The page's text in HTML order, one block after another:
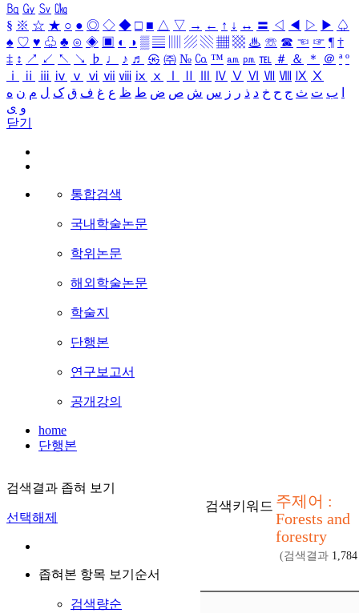
㏃ ㏉ ㏜ ㏆
§ ※ ☆ ★ ○ ● ◎ ◇ ◆ □ ■ △ ▽ → ← ↑ ↓ ↔ 〓 ◁ ◀ ▷ ▶ ♤
♠ ♡ ♥ ♧ ♣ ⊙ ◈ ▣ ◐ ◑ ▒ ▤ ▨ ▧ ▦ ▩ ♨ ☏ ☎ ☜ ☞ ¶ †
‡ ↕ ↗ ↙ ↖ ↘ ♭ ♩ ♪ ♬ ㉿ ㈜ № ㏇ ™ ㏂ ㏘ ℡ ＃ ＆ ＊ ＠ ª º
ⅰ
ⅱ ⅲ ⅳ ⅴ ⅵ ⅶ ⅷ ⅸ ⅹ Ⅳ Ⅴ Ⅵ Ⅶ Ⅷ Ⅸ Ⅹ
ب ت ث ج ح خ د ذ ر ز س ش ص ض ط ظ ع غ ف ق ک ل م ن ه
و ی
닫기
통합검색
국내학술논문
학위논문
해외학술논문
학술지
단행본
연구보고서
공개강의
home
단행본
검색결과 좁혀 보기
선택해제
좁혀본 항목 보기순서
검색량순
검색키워드 주제어 :
Forests and
forestry
(검색결과 1,784